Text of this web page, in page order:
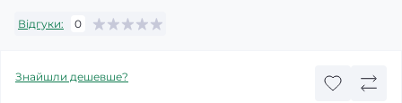
Відгуки: 0
Знайшли дешевше?